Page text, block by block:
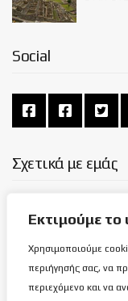
Εκτιμούμε
Χρησιμοποιούμε
περιήγησής σας, να
περιεχόμενο και να
Social
Σχετικά με εμάς
ΠΟΛΙΤΙΚΉ
ΕΠΙΚΟΙΝΩΝΊΑ